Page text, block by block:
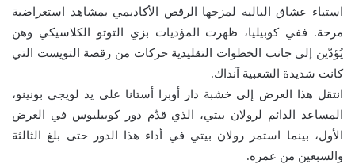
استياء عشاق الباليه لمزجها الرقص الأكاديمي بمشاهد استعراضية
مرحة. ففي كوبيليا، ظهرت المؤديات بزي التوتو الكلاسيكي وهن
يُؤدّين إلى جانب الخطوات التقليدية حركات من رقصة التويست التي
كانت شديدة الشعبية آنذاك.
انتقل هذا العرض إلى خشبة دار أوبرا أستانا على يد لويجي بونينو،
المساعد الدائم لرولان بيتي، الذي قدّم دور كوبيليوس في العرض
الأول، بينما استمر رولان بيتي في أداء هذا الدور حتى بلغ الثالثة
والسبعين من عمره.